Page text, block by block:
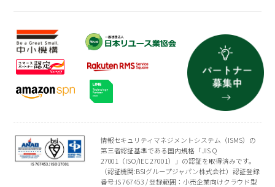
情報セキュリティマネジメントシステム（ISMS）の
第三者認証基準である国内規格「JIS Q
27001（ISO/IEC 27001）」の認証を取得済みです。
（認証機関:BSIグループジャパン株式会社）認証登録
番号:IS 767453 / 登録範囲：小売企業向けクラウド型